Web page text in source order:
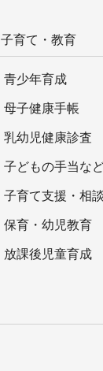
子育て・教育
青少年育成
母子健康手帳
乳幼児健康診査
子どもの手当な
子育て支援・相談
保育・幼児教育
放課後児童育成